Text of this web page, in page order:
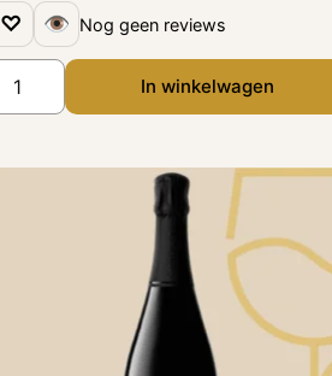
♡ 👁 Nog geen reviews
In winkelwagen